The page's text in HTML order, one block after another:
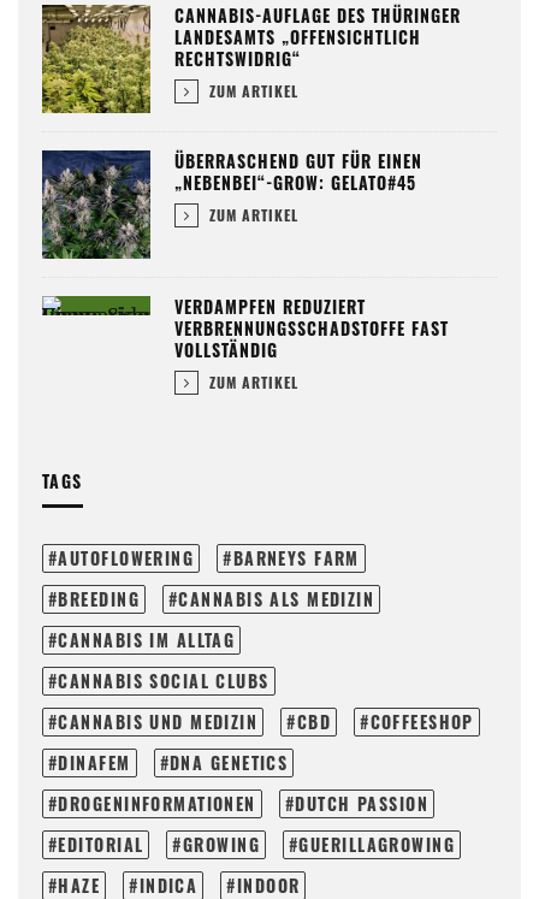
CANNABIS-AUFLAGE DES THÜRINGER
LANDESAMTS „OFFENSICHTLICH
RECHTSWIDRIG“
ZUM ARTIKEL
ÜBERRASCHEND GUT FÜR EINEN
„NEBENBEI“-GROW: GELATO#45
ZUM ARTIKEL
VERDAMPFEN REDUZIERT
VERBRENNUNGSSCHADSTOFFE FAST
VOLLSTÄNDIG
ZUM ARTIKEL
TAGS
AUTOFLOWERING
BARNEYS FARM
BREEDING
CANNABIS ALS MEDIZIN
CANNABIS IM ALLTAG
CANNABIS SOCIAL CLUBS
CANNABIS UND MEDIZIN
CBD
COFFEESHOP
DINAFEM
DNA GENETICS
DROGENINFORMATIONEN
DUTCH PASSION
EDITORIAL
GROWING
GUERILLAGROWING
HAZE
INDICA
INDOOR